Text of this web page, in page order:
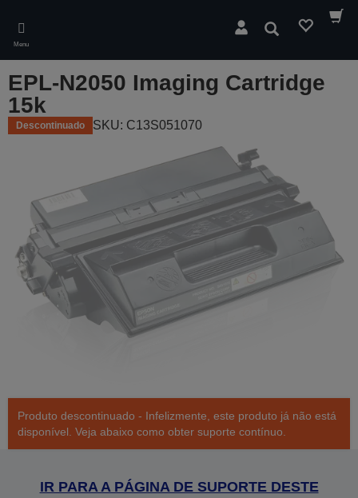
main
content
Menu
Pesquisar
EPL-N2050 Imaging Cartridge
15k
Descontinuado SKU: C13S051070
Produto descontinuado - Infelizmente, este produto já não está
disponível. Veja abaixo como obter suporte contínuo.
IR PARA A PÁGINA DE SUPORTE DESTE